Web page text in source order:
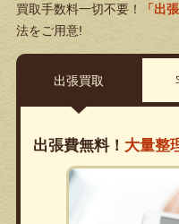
買取手数料一切不要！ 「出
法をご用意!
出張買取
出張費無料！ 大量整